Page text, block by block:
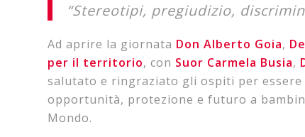
“Stereotipi, pregiudizio,
Ad aprire la giornata Don Alberto Goia,
per il territorio, con Suor Carmela Busia,
salutato e ringraziato gli ospiti per
opportunità, protezione e futuro a
Mondo.